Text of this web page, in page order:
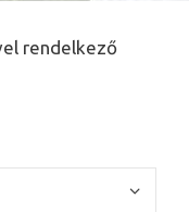
rendelkező